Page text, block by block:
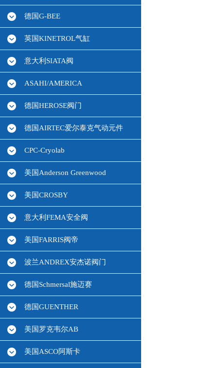
德国G-BEE
英国KINETROL气缸
意大利SIATA阀
ASAHI/AMERICA
德国HEROSE阀门
德国AIRTEC爱尔泰克气动元件
CPC-Cryolab
美国Anderson Greenwood
美国CROSBY
意大利FEMA安全阀
美国FARRIS阀帝
波兰ANDREX安杰诺阀门
德国Schmersal施迈赛
德国GUENTHER
美国罗克韦尔AB
美国ASCO阿斯卡